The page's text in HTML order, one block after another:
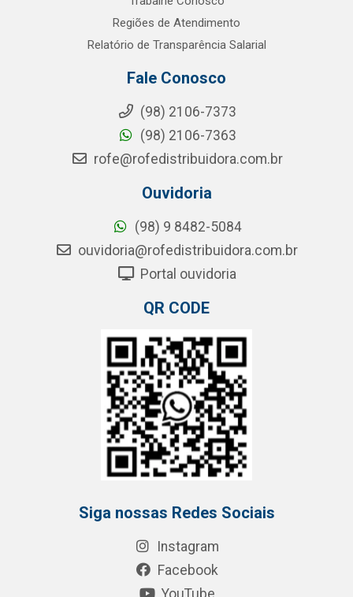
Regiões de Atendimento
Relatório de Transparência Salarial
Fale Conosco
(98) 2106-7373
(98) 2106-7363
rofe@rofedistribuidora.com.br
Ouvidoria
(98) 9 8482-5084
ouvidoria@rofedistribuidora.com.br
Portal ouvidoria
QR CODE
Siga nossas Redes Sociais
Instagram
Facebook
YouTube